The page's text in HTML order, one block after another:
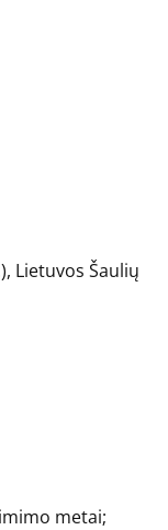
Lietuvos Šaulių
metai;